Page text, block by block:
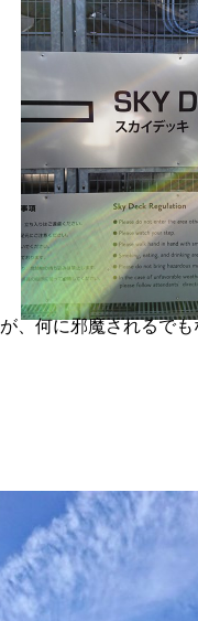
が、何に邪魔されるで